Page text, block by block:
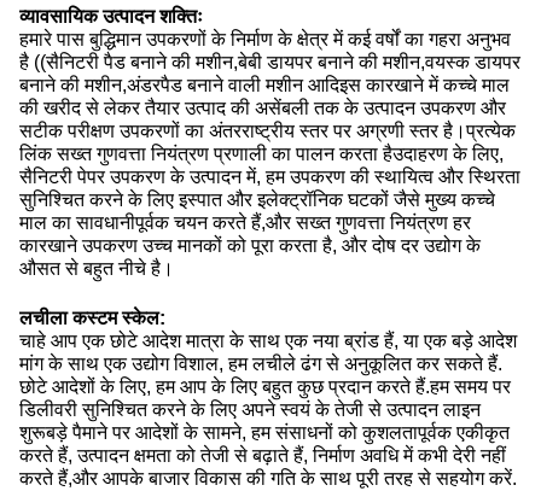
व्यावसायिक उत्पादन शक्तिः
हमारे पास बुद्धिमान उपकरणों के निर्माण के क्षेत्र में कई वर्षों का गहरा अनुभव
है ((सैनिटरी पैड बनाने की मशीन,बेबी डायपर बनाने की मशीन,वयस्क डायपर
बनाने की मशीन,अंडरपैड बनाने वाली मशीन आदिइस कारखाने में कच्चे माल
की खरीद से लेकर तैयार उत्पाद की असेंबली तक के उत्पादन उपकरण और
सटीक परीक्षण उपकरणों का अंतरराष्ट्रीय स्तर पर अग्रणी स्तर है।प्रत्येक
लिंक सख्त गुणवत्ता नियंत्रण प्रणाली का पालन करता हैउदाहरण के लिए,
सैनिटरी पेपर उपकरण के उत्पादन में, हम उपकरण की स्थायित्व और स्थिरता
सुनिश्चित करने के लिए इस्पात और इलेक्ट्रॉनिक घटकों जैसे मुख्य कच्चे
माल का सावधानीपूर्वक चयन करते हैं,और सख्त गुणवत्ता नियंत्रण हर
कारखाने उपकरण उच्च मानकों को पूरा करता है, और दोष दर उद्योग के
औसत से बहुत नीचे है।
लचीला कस्टम स्केल:
चाहे आप एक छोटे आदेश मात्रा के साथ एक नया ब्रांड हैं, या एक बड़े आदेश
मांग के साथ एक उद्योग विशाल, हम लचीले ढंग से अनुकूलित कर सकते हैं.
छोटे आदेशों के लिए, हम आप के लिए बहुत कुछ प्रदान करते हैं.हम समय पर
डिलीवरी सुनिश्चित करने के लिए अपने स्वयं के तेजी से उत्पादन लाइन
शुरूबड़े पैमाने पर आदेशों के सामने, हम संसाधनों को कुशलतापूर्वक एकीकृत
करते हैं, उत्पादन क्षमता को तेजी से बढ़ाते हैं, निर्माण अवधि में कभी देरी नहीं
करते हैं,और आपके बाजार विकास की गति के साथ पूरी तरह से सहयोग करें.